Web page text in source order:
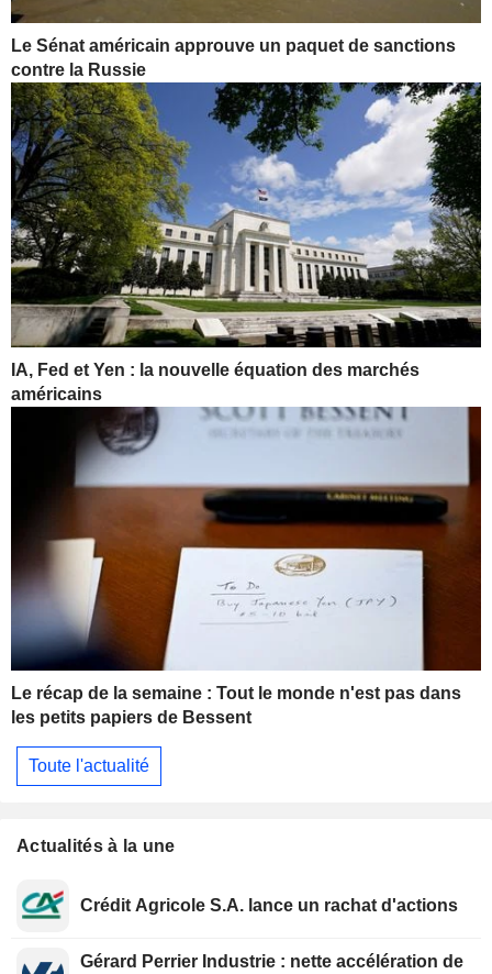
Le Sénat américain approuve un paquet de sanctions
contre la Russie
IA, Fed et Yen : la nouvelle équation des marchés
américains
Le récap de la semaine : Tout le monde n'est pas dans
les petits papiers de Bessent
Toute l'actualité
Actualités à la une
Crédit Agricole S.A. lance un rachat d'actions
Gérard Perrier Industrie : nette accélération de